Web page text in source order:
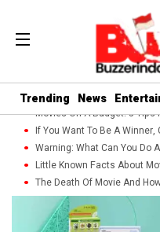
Trending News
Movies On A Budget: 5
If You Want To Be A
Warning: What Can You Do
Little Known Facts About
The Death Of Movie And